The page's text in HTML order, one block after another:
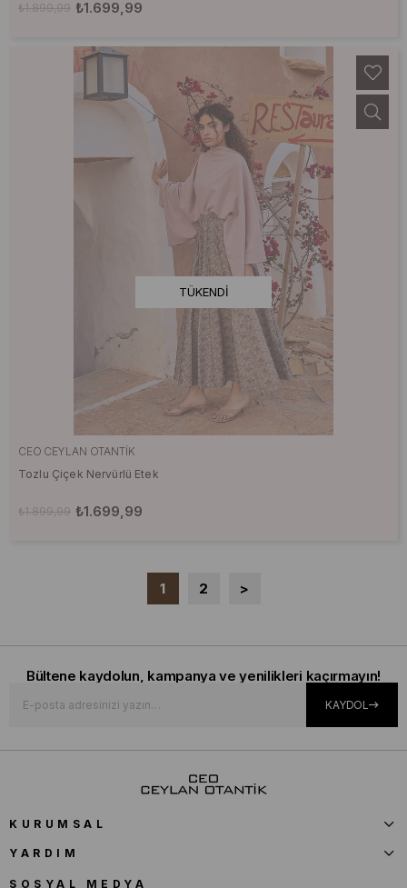
₺1.699,99
₺1.899,99
TÜKENDI
CEO CEYLAN OTANTIK
Tozlu Çiçek Nervürlü Etek
₺1.699,99
₺1.899,99
1 2 >
Bültene kaydolun, kampanya ve yenilikleri kaçırmayın!
KAYDOL
KURUMSAL
YARDIM
SOSYAL MEDYA